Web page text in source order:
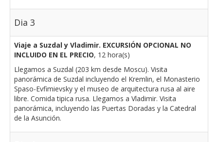
Dia 3
Viaje a Suzdal y Vladimir. EXCURSIÓN OPCIONAL NO
INCLUIDO EN EL PRECIO, 12 hora(s)
Llegamos a Suzdal (203 km desde Moscu). Visita
panorámica de Suzdal incluyendo el Kremlin, el Monasterio
Spaso-Evfimievsky y el museo de arquitectura rusa al aire
libre. Comida tipica rusa. Llegamos a Vladimir. Visita
panorámica, incluyendo las Puertas Doradas y la Catedral
de la Asunción.